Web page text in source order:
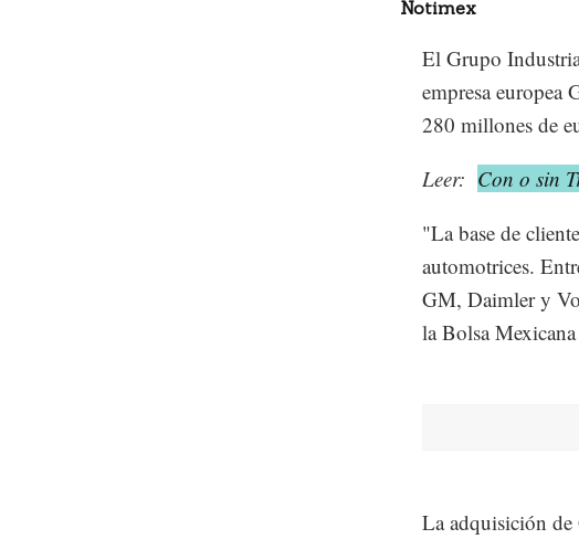
Notimex
El Grupo
empresa europea
280 millones de
Leer: Con o sin
"La base de
automotrices.
GM, Daimler y
la Bolsa
La adquisición de